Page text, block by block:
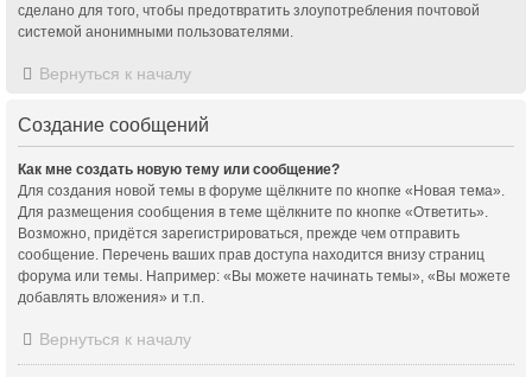
сделано для того, чтобы предотвратить злоупотребления почтовой
системой анонимными пользователями.
Вернуться к началу
Создание сообщений
Как мне создать новую тему или сообщение?
Для создания новой темы в форуме щёлкните по кнопке «Новая тема».
Для размещения сообщения в теме щёлкните по кнопке «Ответить».
Возможно, придётся зарегистрироваться, прежде чем отправить
сообщение. Перечень ваших прав доступа находится внизу страниц
форума или темы. Например: «Вы можете начинать темы», «Вы можете
добавлять вложения» и т.п.
Вернуться к началу